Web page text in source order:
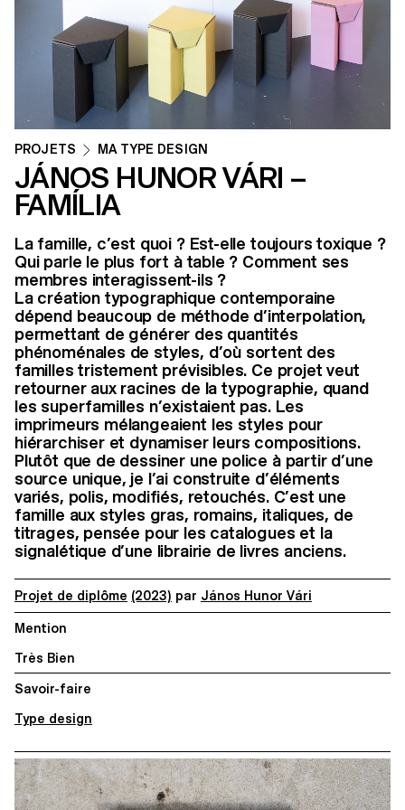
PROJETS MA TYPE DESIGN
JÁNOS HUNOR VÁRI –
FAMÍLIA
La famille, c’est quoi ? Est-elle toujours toxique ?
Qui parle le plus fort à table ? Comment ses
membres interagissent-ils ?
La création typographique contemporaine
dépend beaucoup de méthode d’interpolation,
permettant de générer des quantités
phénoménales de styles, d’où sortent des
familles tristement prévisibles. Ce projet veut
retourner aux racines de la typographie, quand
les superfamilles n’existaient pas. Les
imprimeurs mélangeaient les styles pour
hiérarchiser et dynamiser leurs compositions.
Plutôt que de dessiner une police à partir d’une
source unique, je l’ai construite d’éléments
variés, polis, modifiés, retouchés. C’est une
famille aux styles gras, romains, italiques, de
titrages, pensée pour les catalogues et la
signalétique d’une librairie de livres anciens.
Projet de diplôme (2023) par János Hunor Vári
Mention
Très Bien
Savoir-faire
Type design